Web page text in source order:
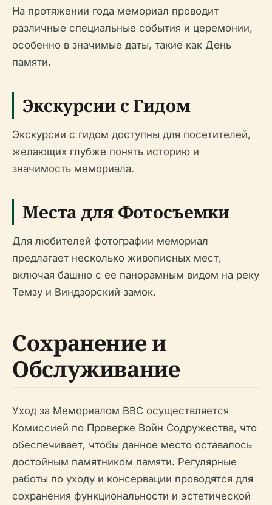
На протяжении года мемориал проводит
различные специальные события и церемонии,
особенно в значимые даты, такие как День
памяти.
Экскурсии с Гидом
Экскурсии с гидом доступны для посетителей,
желающих глубже понять историю и
значимость мемориала.
Места для Фотосъемки
Для любителей фотографии мемориал
предлагает несколько живописных мест,
включая башню с ее панорамным видом на реку
Темзу и Виндзорский замок.
Сохранение и
Обслуживание
Уход за Мемориалом ВВС осуществляется
Комиссией по Проверке Войн Содружества, что
обеспечивает, чтобы данное место оставалось
достойным памятником памяти. Регулярные
работы по уходу и консервации проводятся для
сохранения функциональности и эстетической